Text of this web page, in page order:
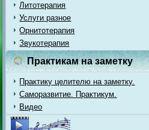
Литотерапия
Услуги разное
Орнитотерапия
Звукотерапия
Практикам на заметку
Практику целителю на заметку.
Саморазвитие. Практикум.
Видео